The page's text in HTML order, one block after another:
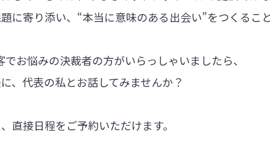
に寄り添い、“本当に意味のある出会い”をつくるこ
お悩みの決裁者の方がいらっしゃいましたら、
、代表の私とお話してみませんか？
直接日程をご予約いただけます。